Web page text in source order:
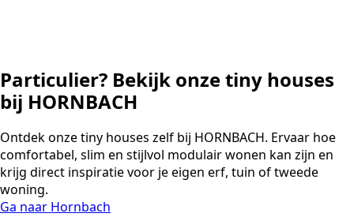
Particulier? Bekijk onze tiny houses
bij HORNBACH
Ontdek onze tiny houses zelf bij HORNBACH. Ervaar hoe
comfortabel, slim en stijlvol modulair wonen kan zijn en
krijg direct inspiratie voor je eigen erf, tuin of tweede
woning.
Ga naar Hornbach